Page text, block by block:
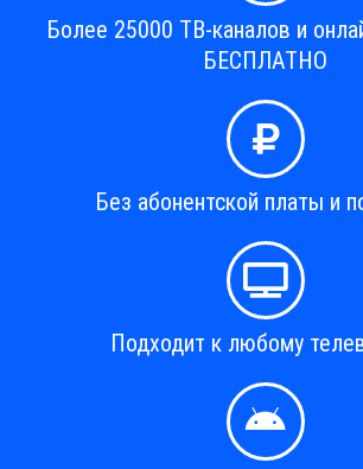
Более 25000 ТВ-каналов и
БЕСПЛАТНО
Без абонентской платы и
Подходит к любому